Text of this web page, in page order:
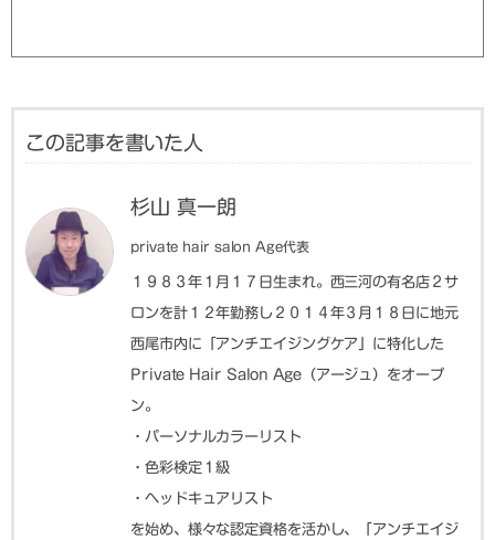
この記事を書いた人
杉山 真一朗
private hair salon Age代表
１９８３年１月１７日生まれ。西三河の有名店２サ
ロンを計１２年勤務し２０１４年３月１８日に地元
西尾市内に「アンチエイジングケア」に特化した
Private Hair Salon Age（アージュ）をオープ
ン。
・パーソナルカラーリスト
・色彩検定１級
・ヘッドキュアリスト
を始め、様々な認定資格を活かし、「アンチエイジ